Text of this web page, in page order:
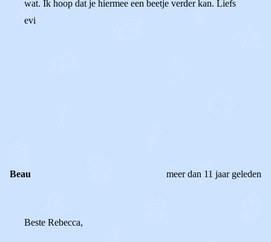
wat. Ik hoop dat je hiermee een beetje verder kan. Liefs
evi
Beau meer dan 11 jaar geleden
Beste Rebecca,